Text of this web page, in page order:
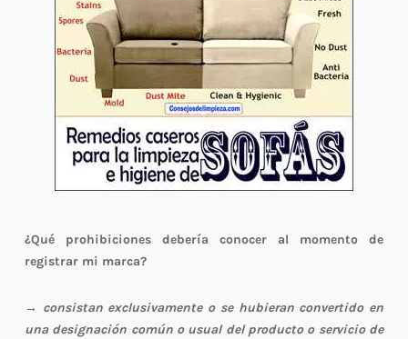
¿Qué prohibiciones debería conocer al momento de
registrar mi marca?
→ consistan exclusivamente o se hubieran convertido en
unadesignación común o usual del producto o servicio de